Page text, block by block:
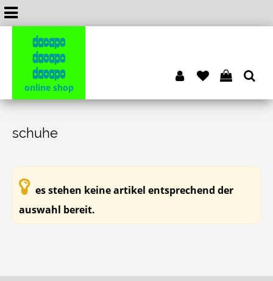
dacapo
dacapo
dacapo
online shop
schuhe
es stehen keine artikel entsprechend der
auswahl bereit.